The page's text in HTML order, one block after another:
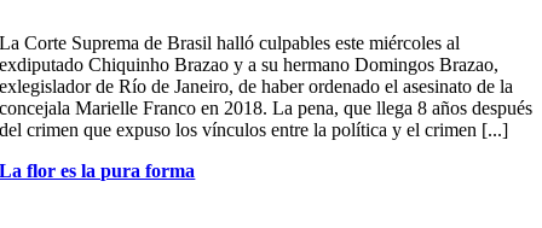
La Corte Suprema de Brasil halló culpables este miércoles al
exdiputado Chiquinho Brazao y a su hermano Domingos Brazao,
exlegislador de Río de Janeiro, de haber ordenado el asesinato de la
concejala Marielle Franco en 2018. La pena, que llega 8 años después
del crimen que expuso los vínculos entre la política y el crimen [...]
La flor es la pura forma